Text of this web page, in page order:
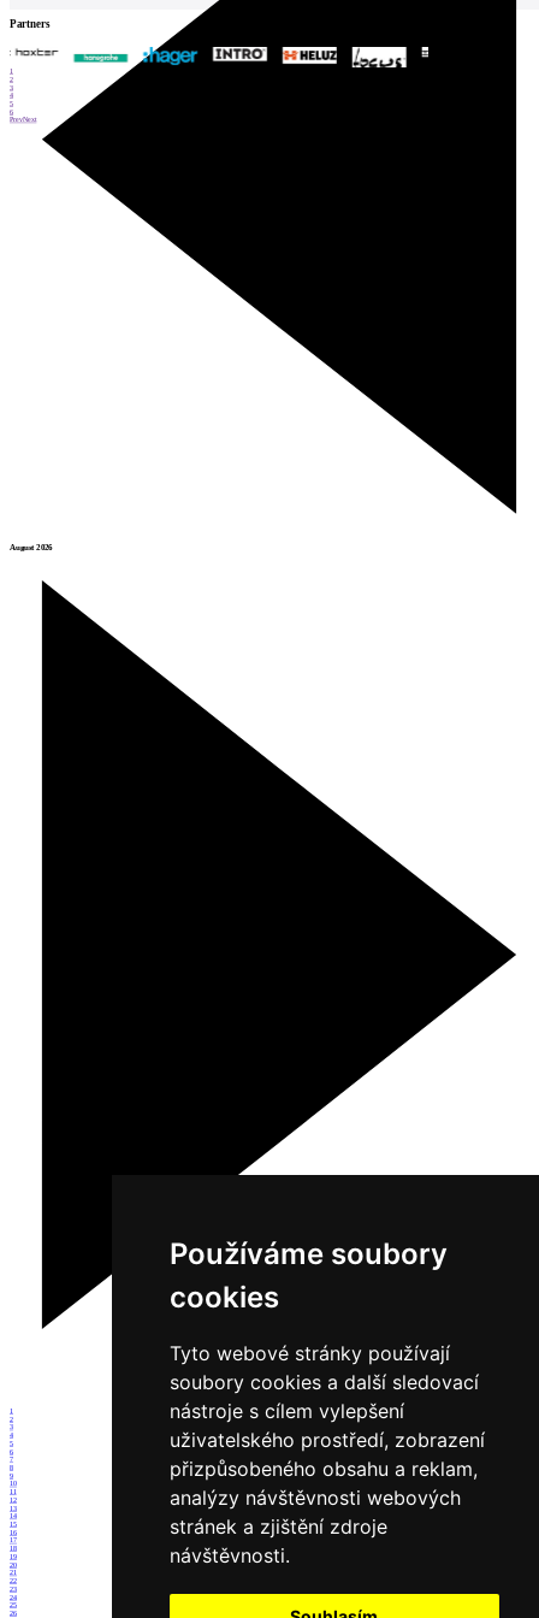
Používáme soubory
cookies
Tyto webové stránky používají
soubory cookies a další sledovací
nástroje s cílem vylepšení
uživatelského prostředí, zobrazení
přizpůsobeného obsahu a reklam,
analýzy návštěvnosti webových
stránek a zjištění zdroje
návštěvnosti.
August 2026
1
2
3
4
5
6
7
8
9
10
11
12
13
14
15
16
17
18
19
20
21
22
23
24
25
26
Partners
1
2
3
4
5
6
PrevNext